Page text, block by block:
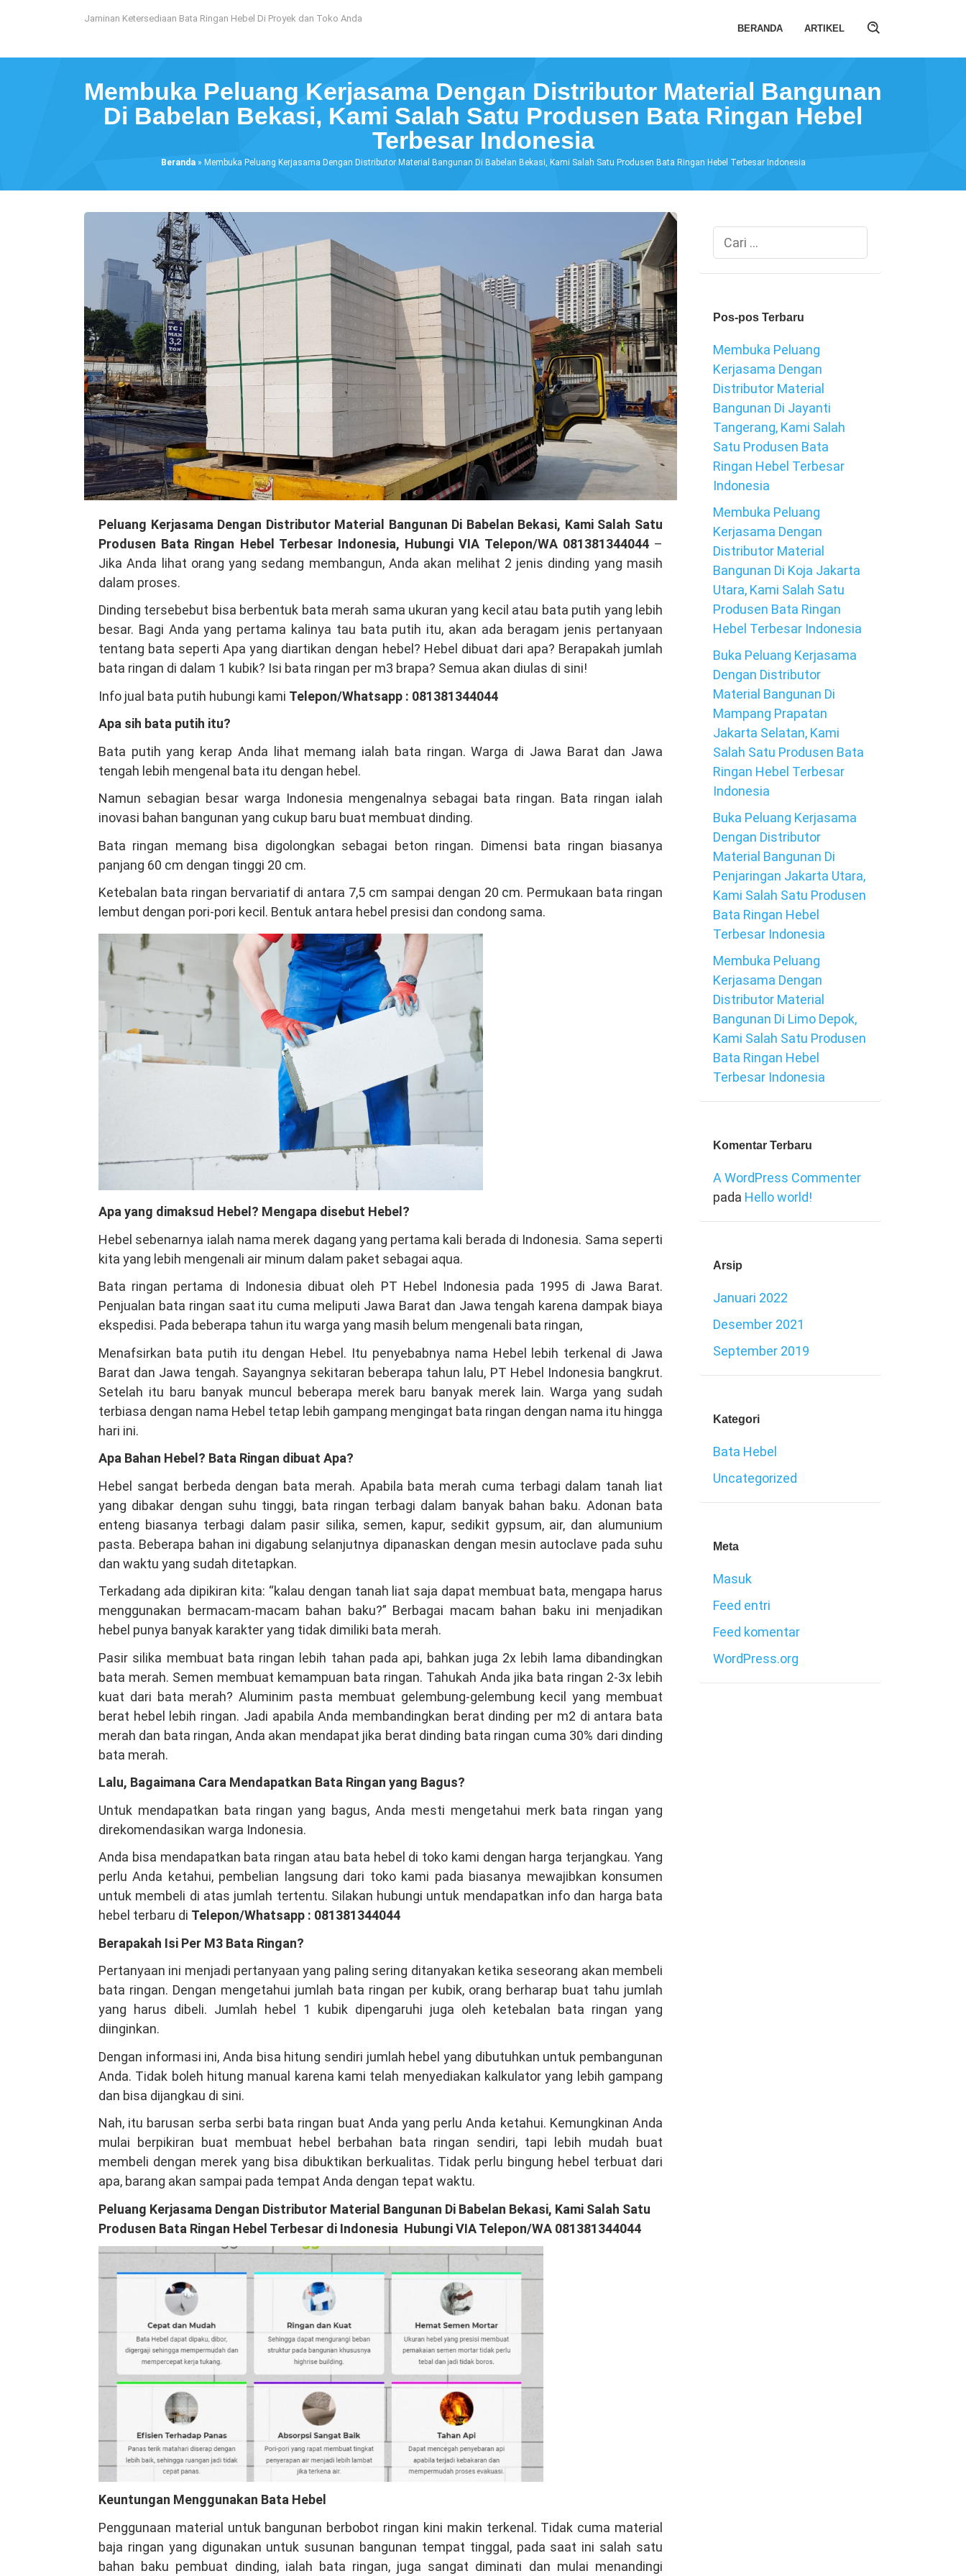
Jaminan Ketersediaan Bata Ringan Hebel Di Proyek dan Toko Anda
BERANDA
ARTIKEL
Membuka Peluang Kerjasama Dengan Distributor Material Bangunan
Di Babelan Bekasi, Kami Salah Satu Produsen Bata Ringan Hebel
Terbesar Indonesia
Beranda» Membuka Peluang Kerjasama Dengan Distributor Material Bangunan Di Babelan Bekasi, Kami Salah Satu Produsen Bata Ringan Hebel Terbesar Indonesia
Membuka
Peluang
Kerjasama
Dengan
Distributor
Material
Bangunan
Di
Babelan
Bekasi,
Kami
Satu
Produsen
Bata
Ringan
Terbesar
Indonesia
Peluang Kerjasama Dengan Distributor Material Bangunan Di Babelan Bekasi, Kami Salah Satu
Produsen Bata Ringan Hebel Terbesar Indonesia, Hubungi VIA Telepon/WA 081381344044–
Jika Anda lihat orang yang sedang membangun, Anda akan melihat 2 jenis dinding yang masih
dalam proses.
Dinding tersebebut bisa berbentuk bata merah sama ukuran yang kecil atau bata putih yang lebih
besar. Bagi Anda yang pertama kalinya tau bata putih itu, akan ada beragam jenis pertanyaan
tentang bata seperti Apa yang diartikan dengan hebel? Hebel dibuat dari apa? Berapakah jumlah
bata ringan di dalam 1 kubik? Isi bata ringan per m3 brapa? Semua akan diulas di sini!
Info jual bata putih hubungi kami Telepon/Whatsapp : 081381344044
Apa sih bata putih itu?
Bata putih yang kerap Anda lihat memang ialah bata ringan. Warga di Jawa Barat dan Jawa
tengah lebih mengenal bata itu dengan hebel.
Namun sebagian besar warga Indonesia mengenalnya sebagai bata ringan. Bata ringan ialah
inovasi bahan bangunan yang cukup baru buat membuat dinding.
Bata ringan memang bisa digolongkan sebagai beton ringan. Dimensi bata ringan biasanya
panjang 60 cm dengan tinggi 20 cm.
Ketebalan bata ringan bervariatif di antara 7,5 cm sampai dengan 20 cm. Permukaan bata ringan
lembut dengan pori-pori kecil. Bentuk antara hebel presisi dan condong sama.
Apa yang dimaksud Hebel? Mengapa disebut Hebel?
Hebel sebenarnya ialah nama merek dagang yang pertama kali berada di Indonesia. Sama seperti
kita yang lebih mengenali air minum dalam paket sebagai aqua.
Bata ringan pertama di Indonesia dibuat oleh PT Hebel Indonesia pada 1995 di Jawa Barat.
Penjualan bata ringan saat itu cuma meliputi Jawa Barat dan Jawa tengah karena dampak biaya
ekspedisi. Pada beberapa tahun itu warga yang masih belum mengenali bata ringan,
Menafsirkan bata putih itu dengan Hebel. Itu penyebabnya nama Hebel lebih terkenal di Jawa
Barat dan Jawa tengah. Sayangnya sekitaran beberapa tahun lalu, PT Hebel Indonesia bangkrut.
Setelah itu baru banyak muncul beberapa merek baru banyak merek lain. Warga yang sudah
terbiasa dengan nama Hebel tetap lebih gampang mengingat bata ringan dengan nama itu hingga
hari ini.
Apa Bahan Hebel? Bata Ringan dibuat Apa?
Hebel sangat berbeda dengan bata merah. Apabila bata merah cuma terbagi dalam tanah liat
yang dibakar dengan suhu tinggi, bata ringan terbagi dalam banyak bahan baku. Adonan bata
enteng biasanya terbagi dalam pasir silika, semen, kapur, sedikit gypsum, air, dan alumunium
pasta. Beberapa bahan ini digabung selanjutnya dipanaskan dengan mesin autoclave pada suhu
dan waktu yang sudah ditetapkan.
Terkadang ada dipikiran kita: “kalau dengan tanah liat saja dapat membuat bata, mengapa harus
menggunakan bermacam-macam bahan baku?” Berbagai macam bahan baku ini menjadikan
hebel punya banyak karakter yang tidak dimiliki bata merah.
Pasir silika membuat bata ringan lebih tahan pada api, bahkan juga 2x lebih lama dibandingkan
bata merah. Semen membuat kemampuan bata ringan. Tahukah Anda jika bata ringan 2-3x lebih
kuat dari bata merah? Aluminim pasta membuat gelembung-gelembung kecil yang membuat
berat hebel lebih ringan. Jadi apabila Anda membandingkan berat dinding per m2 di antara bata
merah dan bata ringan, Anda akan mendapat jika berat dinding bata ringan cuma 30% dari dinding
bata merah.
Lalu, Bagaimana Cara Mendapatkan Bata Ringan yang Bagus?
Untuk mendapatkan bata ringan yang bagus, Anda mesti mengetahui merk bata ringan yang
direkomendasikan warga Indonesia.
Anda bisa mendapatkan bata ringan atau bata hebel di toko kami dengan harga terjangkau. Yang
perlu Anda ketahui, pembelian langsung dari toko kami pada biasanya mewajibkan konsumen
untuk membeli di atas jumlah tertentu. Silakan hubungi untuk mendapatkan info dan harga bata
hebel terbaru di Telepon/Whatsapp : 081381344044
Berapakah Isi Per M3 Bata Ringan?
Pertanyaan ini menjadi pertanyaan yang paling sering ditanyakan ketika seseorang akan membeli
bata ringan. Dengan mengetahui jumlah bata ringan per kubik, orang berharap buat tahu jumlah
yang harus dibeli. Jumlah hebel 1 kubik dipengaruhi juga oleh ketebalan bata ringan yang
diinginkan.
Dengan informasi ini, Anda bisa hitung sendiri jumlah hebel yang dibutuhkan untuk pembangunan
Anda. Tidak boleh hitung manual karena kami telah menyediakan kalkulator yang lebih gampang
dan bisa dijangkau di sini.
Nah, itu barusan serba serbi bata ringan buat Anda yang perlu Anda ketahui. Kemungkinan Anda
mulai berpikiran buat membuat hebel berbahan bata ringan sendiri, tapi lebih mudah buat
membeli dengan merek yang bisa dibuktikan berkualitas. Tidak perlu bingung hebel terbuat dari
apa, barang akan sampai pada tempat Anda dengan tepat waktu.
Peluang Kerjasama Dengan Distributor Material Bangunan Di Babelan Bekasi, Kami Salah Satu
Produsen Bata Ringan Hebel Terbesar di Indonesia Hubungi VIA Telepon/WA 081381344044
Keuntungan Menggunakan Bata Hebel
Penggunaan material untuk bangunan berbobot ringan kini makin terkenal. Tidak cuma material
baja ringan yang digunakan untuk susunan bangunan tempat tinggal, pada saat ini salah satu
bahan baku pembuat dinding, ialah bata ringan, juga sangat diminati dan mulai menandingi
Cari
untuk:
Pos-pos Terbaru
Membuka Peluang
Kerjasama Dengan
Distributor Material
Bangunan Di Jayanti
Tangerang, Kami Salah
Satu Produsen Bata
Ringan Hebel Terbesar
Indonesia
Membuka Peluang
Kerjasama Dengan
Distributor Material
Bangunan Di Koja Jakarta
Utara, Kami Salah Satu
Produsen Bata Ringan
Hebel Terbesar Indonesia
Buka Peluang Kerjasama
Dengan Distributor
Material Bangunan Di
Mampang Prapatan
Jakarta Selatan, Kami
Salah Satu Produsen Bata
Ringan Hebel Terbesar
Indonesia
Buka Peluang Kerjasama
Dengan Distributor
Material Bangunan Di
Penjaringan Jakarta Utara,
Kami Salah Satu Produsen
Bata Ringan Hebel
Terbesar Indonesia
Membuka Peluang
Kerjasama Dengan
Distributor Material
Bangunan Di Limo Depok,
Kami Salah Satu Produsen
Bata Ringan Hebel
Terbesar Indonesia
Komentar Terbaru
A WordPress Commenter
pada Hello world!
Arsip
Januari 2022
Desember 2021
September 2019
Kategori
Bata Hebel
Uncategorized
Meta
Masuk
Feed entri
Feed komentar
WordPress.org